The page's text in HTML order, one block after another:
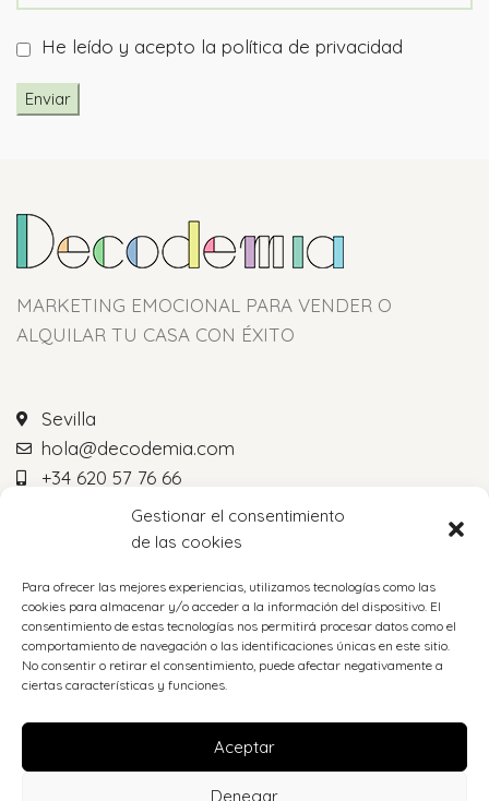
Gestionar el consentimiento
de las cookies
Para ofrecer las mejores experiencias, utilizamos tecnologías como las
cookies para almacenar y/o acceder a la información del dispositivo. El
consentimiento de estas tecnologías nos permitirá procesar datos como el
comportamiento de navegación o las identificaciones únicas en este sitio.
No consentir o retirar el consentimiento, puede afectar negativamente a
ciertas características y funciones.
Aceptar
Denegar
He leído y acepto la política de privacidad
MARKETING EMOCIONAL PARA VENDER O
ALQUILAR TU CASA CON ÉXITO
Sevilla
hola@decodemia.com
+34 620 57 76 66
+34 620 57 76 66
LEGAL